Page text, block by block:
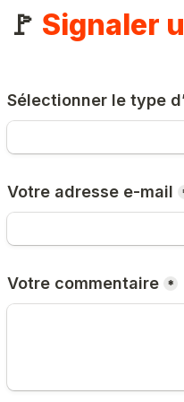
🚩 Signaler
Sélectionner le type
Votre adresse e-mail
Votre commentaire *